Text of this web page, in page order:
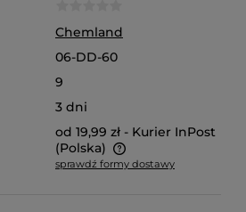
Chemland
06-DD-60
9
3 dni
od 19,99 zł - Kurier InPost
(Polska)
kosztów płatności
sprawdź formy dostawy